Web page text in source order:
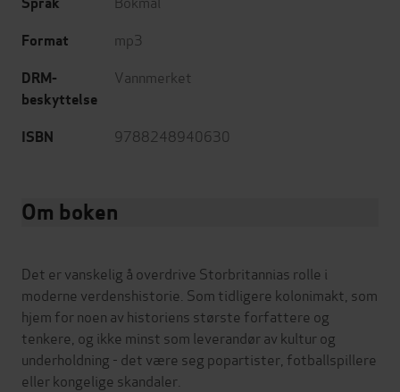
Format mp3
DRM-
beskyttelse
Vannmerket
ISBN 9788248940630
Om boken
Det er vanskelig å overdrive Storbritannias rolle i
moderne verdenshistorie. Som tidligere kolonimakt, som
hjem for noen av historiens største forfattere og
tenkere, og ikke minst som leverandør av kultur og
underholdning - det være seg popartister, fotballspillere
eller kongelige skandaler.